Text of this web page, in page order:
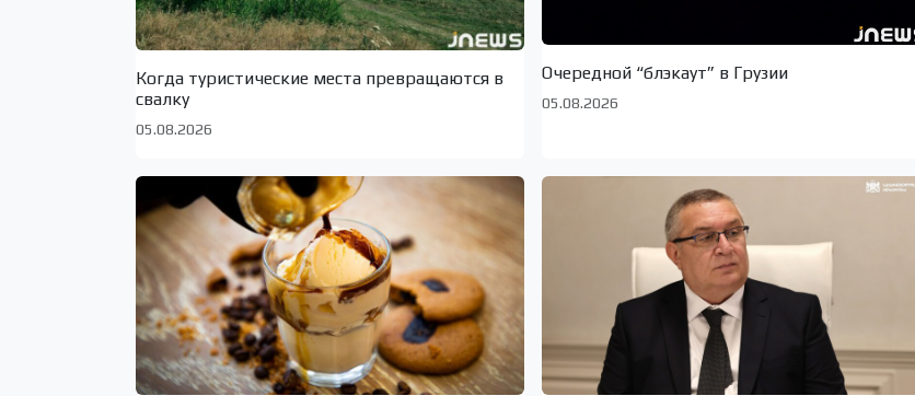
Когда туристические места превращаются в
свалку
05.08.2026
Очередной “блэкаут” в Грузии
05.08.2026